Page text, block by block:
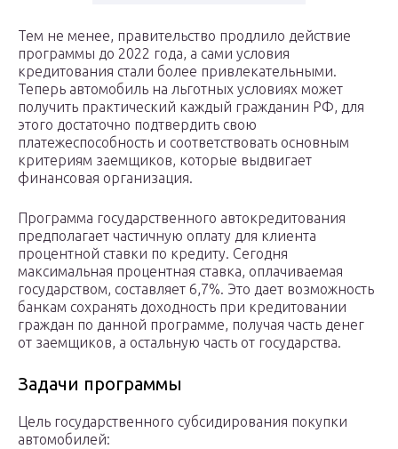
Тем не менее, правительство продлило действие
программы до 2022 года, а сами условия
кредитования стали более привлекательными.
Теперь автомобиль на льготных условиях может
получить практический каждый гражданин РФ, для
этого достаточно подтвердить свою
платежеспособность и соответствовать основным
критериям заемщиков, которые выдвигает
финансовая организация.
Программа государственного автокредитования
предполагает частичную оплату для клиента
процентной ставки по кредиту. Сегодня
максимальная процентная ставка, оплачиваемая
государством, составляет 6,7%. Это дает возможность
банкам сохранять доходность при кредитовании
граждан по данной программе, получая часть денег
от заемщиков, а остальную часть от государства.
Задачи программы
Цель государственного субсидирования покупки
автомобилей: